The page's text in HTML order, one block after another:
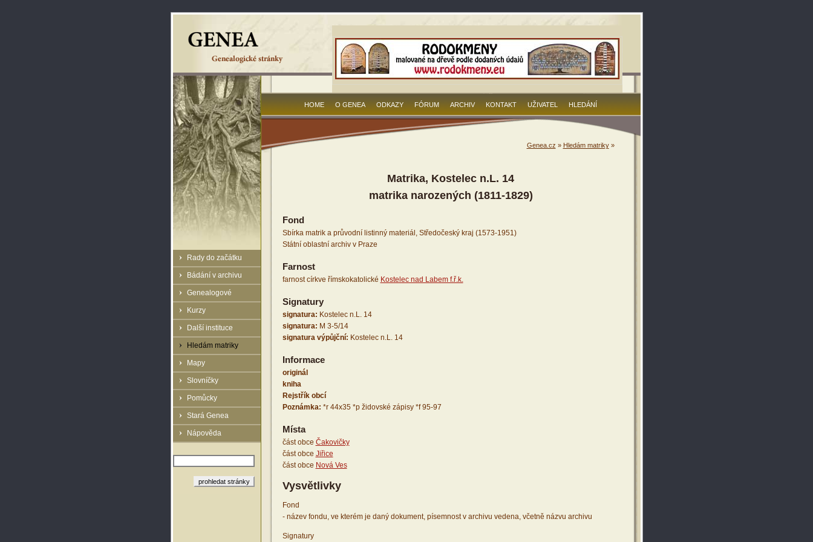
Rady do začátku
Bádání v archivu
Genealogové
Kurzy
Další instituce
Hledám matriky
Mapy
Slovníčky
Pomůcky
Stará Genea
Nápověda
HOME O GENEA ODKAZY FÓRUM ARCHIV KONTAKT UŽIVATEL HLEDÁNÍ
Genea.cz » Hledám matriky»
Matrika, Kostelec n.L. 14
matrika narozených (1811-1829)
Fond
Sbírka matrik a průvodní listinný materiál, Středočeský kraj (1573-1951)
Státní oblastní archiv v Praze
Farnost
farnost církve římskokatolické Kostelec nad Labem f.ř.k.
Signatury
signatura: Kostelec n.L. 14
signatura: M 3-5/14
signatura výpůjční: Kostelec n.L. 14
Informace
originál
kniha
Rejstřík obcí
Poznámka: *r 44x35 *p židovské zápisy *f 95-97
Místa
část obce Čakovičky
část obce Jiřice
část obce Nová Ves
Vysvětlivky
Fond
- název fondu, ve kterém je daný dokument, písemnost v archivu vedena, včetně názvu archivu
Signatury